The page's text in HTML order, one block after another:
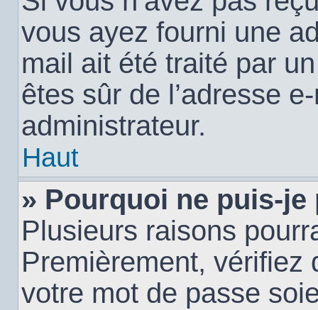
vous ayez fourni une
mail ait été traité par
êtes sûr de l’adresse
administrateur.
Haut
» Pourquoi ne puis-
Plusieurs raisons
Premièrement, vérifiez
votre mot de passe